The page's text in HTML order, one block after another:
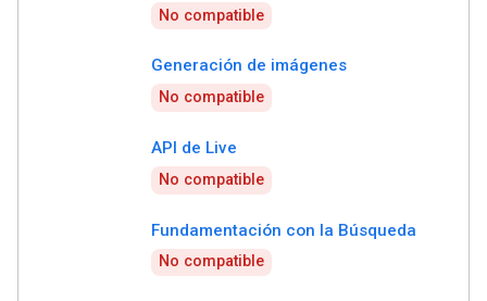
No compatible
Generación de imágenes
No compatible
API de Live
No compatible
Fundamentación con la Búsqueda
No compatible